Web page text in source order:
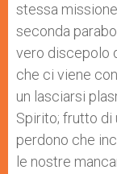
stessa
seconda
vero discepolo
che ci viene
un lasciarsi
Spirito; frutto di
perdono che
le nostre